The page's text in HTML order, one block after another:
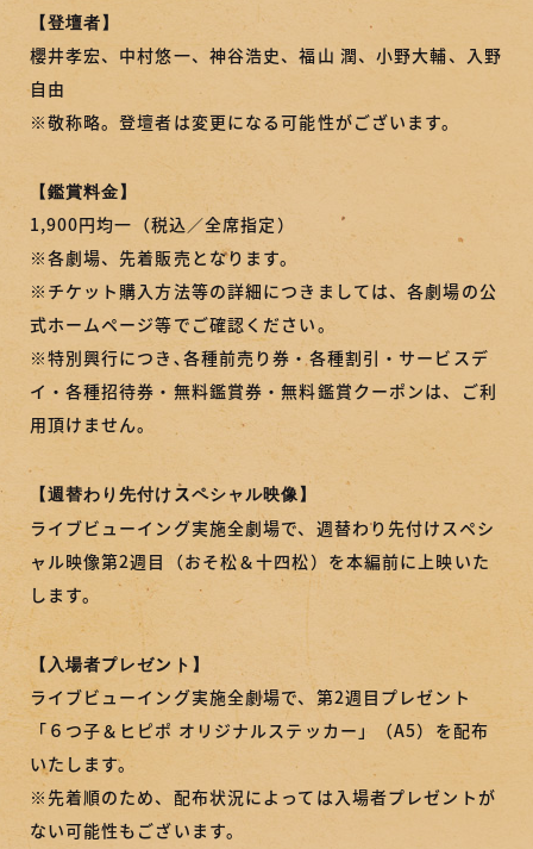
【登壇者】
櫻井孝宏、中村悠一、神谷浩史、福山 潤、小野大輔、入野
自由
※敬称略。登壇者は変更になる可能性がございます。
【鑑賞料金】
1,900円均一（税込／全席指定）
※各劇場、先着販売となります。
※チケット購入方法等の詳細につきましては、各劇場の公
式ホームページ等でご確認ください。
※特別興行につき､各種前売り券・各種割引・サービスデ
イ・各種招待券・無料鑑賞券・無料鑑賞クーポンは、ご利
用頂けません。
【週替わり先付けスペシャル映像】
ライブビューイング実施全劇場で、週替わり先付けスペシ
ャル映像第2週目（おそ松＆十四松）を本編前に上映いた
します。
【入場者プレゼント】
ライブビューイング実施全劇場で、第2週目プレゼント
「６つ子＆ヒピポ オリジナルステッカー」（A5）を配布
いたします。
※先着順のため、配布状況によっては入場者プレゼントが
ない可能性もございます。